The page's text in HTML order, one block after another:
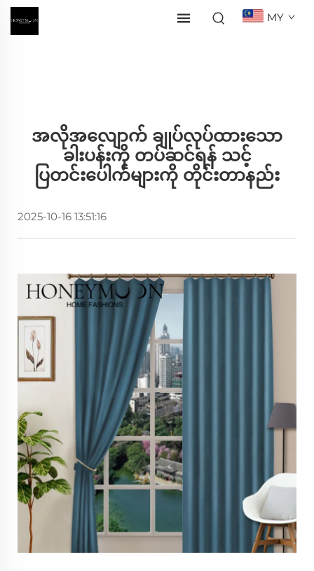
MY
အလိုအလျောက် ချုပ်လုပ်ထားသော
ခါးပန်းကို တပ်ဆင်ရန် သင့်
ပြတင်းပေါက်များကို တိုင်းတာနည်း
2025-10-16 13:51:16